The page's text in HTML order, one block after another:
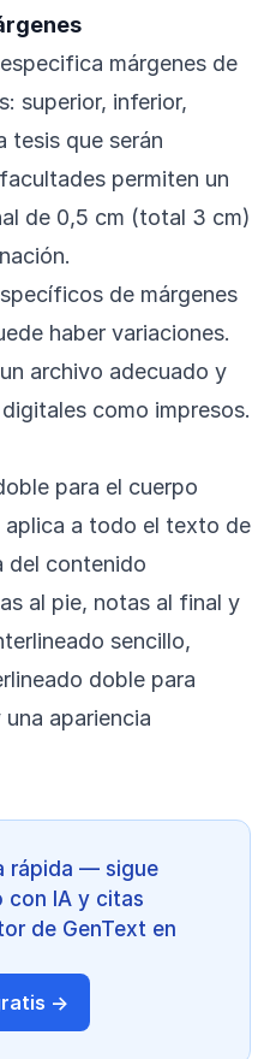
márgenes de
superior, inferior,
tesis que serán
permiten un
de 0,5 cm (total 3 cm)
de márgenes
haber variaciones.
archivo adecuado y
como impresos.
para el cuerpo
aplica a todo el texto de
del contenido
al pie, notas al final y
sencillo,
doble para
apariencia
rápida — sigue
con IA y citas
de GenText en
→